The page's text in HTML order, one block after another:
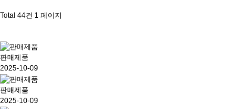
Total 44건 1 페이지
판매제품
2025-10-09
판매제품
2025-10-09